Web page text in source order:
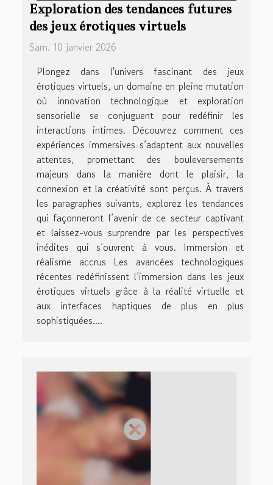
Exploration des tendances futures
des jeux érotiques virtuels
Sam. 10 janvier 2026
Plongez dans l'univers fascinant des jeux
érotiques virtuels, un domaine en pleine mutation
où innovation technologique et exploration
sensorielle se conjuguent pour redéfinir les
interactions intimes. Découvrez comment ces
expériences immersives s’adaptent aux nouvelles
attentes, promettant des bouleversements
majeurs dans la manière dont le plaisir, la
connexion et la créativité sont perçus. À travers
les paragraphes suivants, explorez les tendances
qui façonneront l’avenir de ce secteur captivant
et laissez-vous surprendre par les perspectives
inédites qui s’ouvrent à vous. Immersion et
réalisme accrus Les avancées technologiques
récentes redéfinissent l’immersion dans les jeux
érotiques virtuels grâce à la réalité virtuelle et
aux interfaces haptiques de plus en plus
sophistiquées....